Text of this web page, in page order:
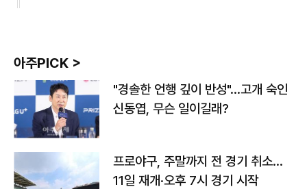
아주PICK >
"경솔한 언행 깊이 반성"…고개 숙인
신동엽, 무슨 일이길래?
프로야구, 주말까지 전 경기 취소…
11일 재개·오후 7시 경기 시작